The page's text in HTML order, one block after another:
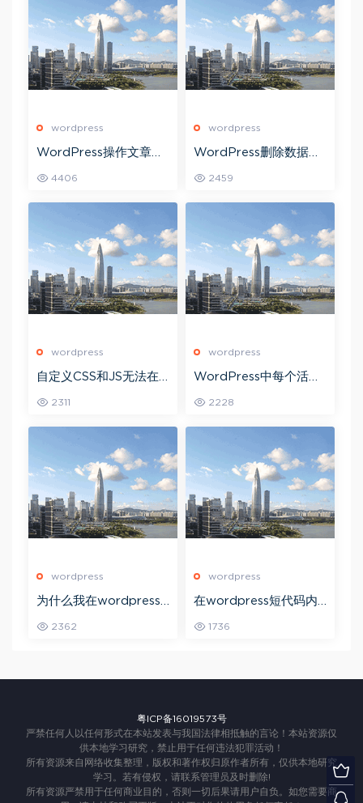
wordpress
WordPress操作文章类
4406
wordpress
WordPress删除数据中
2459
wordpress
自定义CSS和JS无法在
2311
wordpress
WordPress中每个活动
2228
wordpress
为什么我在wordpress
2362
wordpress
在wordpress短代码内
1736
粤ICP备16019573号
严禁任何人以任何形式在本站发表与我国法律相抵触的言论！本站资源仅
供本地学习研究，禁止用于任何违法犯罪活动！
所有资源来自网络收集整理，版权和著作权归原作者所有，仅供本地研究
学习。若有侵权，请联系管理员及时删除!
所有资源严禁用于任何商业目的，否则一切后果请用户自负。如您需要商